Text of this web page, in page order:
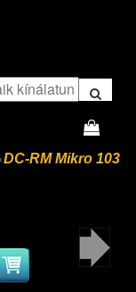
DC-RM Mikro 103